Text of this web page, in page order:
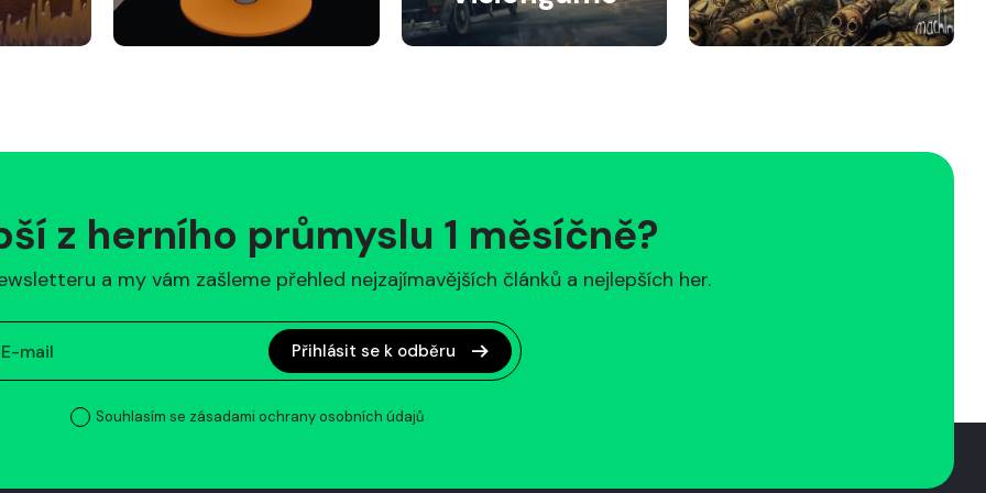
z herního průmyslu 1 měsíčně?
a my vám zašleme přehled nejzajímavějších článků a nejlepších her.
Přihlásit se k odběru
Souhlasím se zásadami ochrany osobních údajů